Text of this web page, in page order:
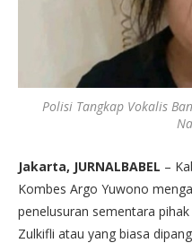
Polisi Tangkap Vokalis
Jakarta, JURNALBABEL –
Kombes Argo Yuwono
penelusuran sementara
Zulkifli atau yang biasa